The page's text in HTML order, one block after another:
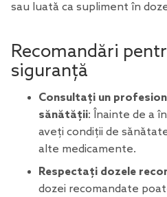
sau luată ca supliment în
Recomandări
siguranță
Consultați un
sănătății: Înainte de a
aveți condiții de
alte medicamente.
Respectați dozele
dozei recomandate